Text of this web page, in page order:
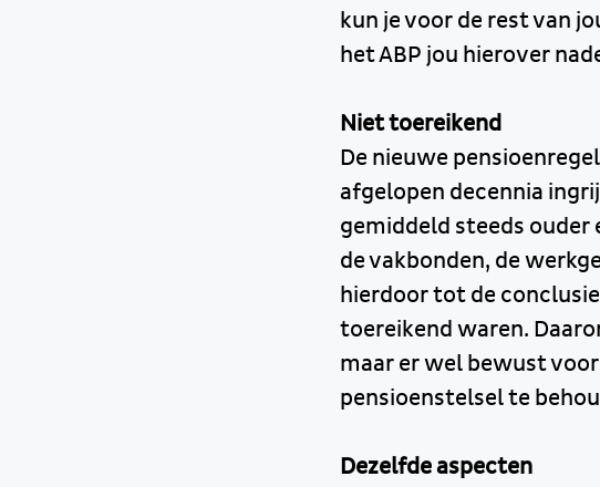
kun je voor de rest van
het ABP jou hierover
Niet toereikend
De nieuwe
afgelopen decennia
gemiddeld steeds ouder
de vakbonden, de
hierdoor tot de
toereikend waren.
maar er wel bewust
pensioenstelsel te
Dezelfde aspecten